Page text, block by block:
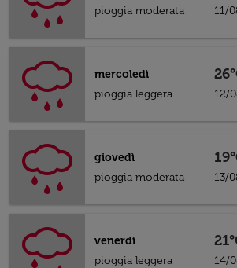
pioggia moderata
11/
mercoledì
pioggia leggera
12/
giovedì
pioggia moderata
13/
venerdì
pioggia leggera
14/